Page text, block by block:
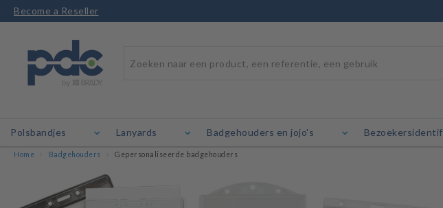
Become a Reseller
Polsbandjes Lanyards Badgehouders en jojo's
Home Badgehouders Gepersonaliseerde badgehouders